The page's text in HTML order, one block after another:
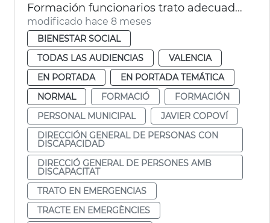
Formación funcionarios trato adecuado para discapacidad en emergencias
modificado hace 8 meses
BIENESTAR SOCIAL
TODAS LAS AUDIENCIAS
VALENCIA
EN PORTADA
EN PORTADA TEMÁTICA
NORMAL
FORMACIÓ
FORMACIÓN
PERSONAL MUNICIPAL
JAVIER COPOVÍ
DIRECCIÓN GENERAL DE PERSONAS CON
DISCAPACIDAD
DIRECCIÓ GENERAL DE PERSONES AMB
DISCAPACITAT
TRATO EN EMERGENCIAS
TRACTE EN EMERGÈNCIES